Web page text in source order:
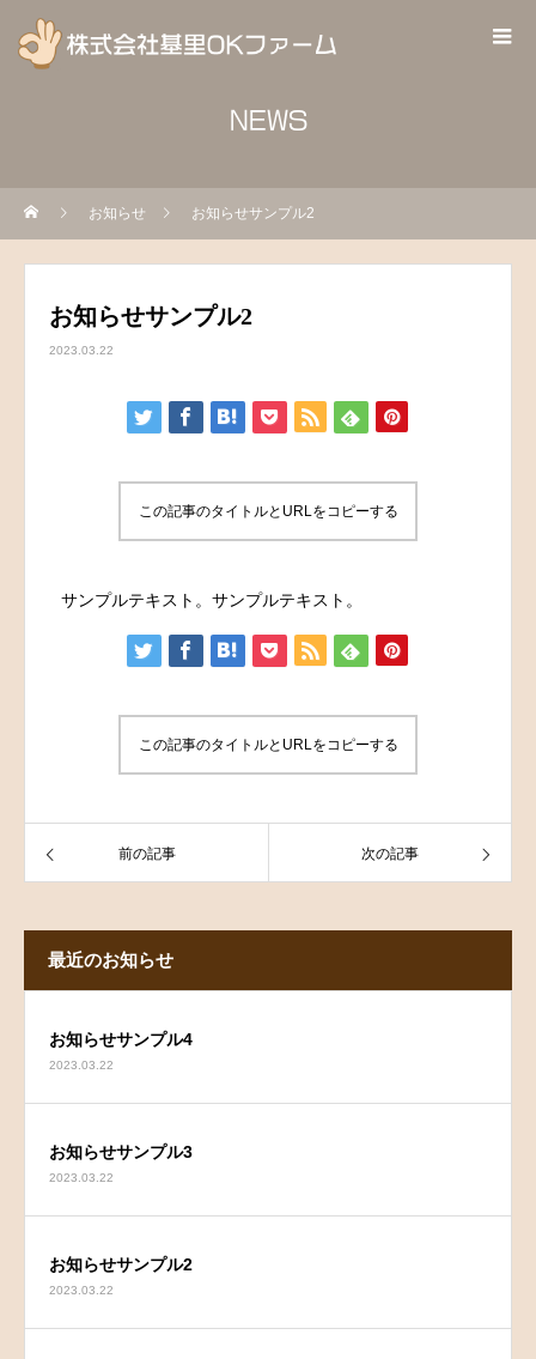
NEWS
お知らせ お知らせサンプル2
お知らせサンプル2
2023.03.22
この記事のタイトルとURLをコピーする
サンプルテキスト。サンプルテキスト。
この記事のタイトルとURLをコピーする
前の記事 次の記事
最近のお知らせ
お知らせサンプル4
2023.03.22
お知らせサンプル3
2023.03.22
お知らせサンプル2
2023.03.22